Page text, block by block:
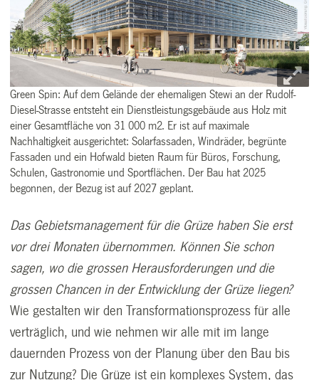
Green Spin: Auf dem Gelände der ehemaligen Stewi an der Rudolf-
Diesel-Strasse entsteht ein Dienstleistungsgebäude aus Holz mit
einer Gesamtfläche von 31 000 m2. Er ist auf maximale
Nachhaltigkeit ausgerichtet: Solarfassaden, Windräder, begrünte
Fassaden und ein Hofwald bieten Raum für Büros, Forschung,
Schulen, Gastronomie und Sportflächen. Der Bau hat 2025
begonnen, der Bezug ist auf 2027 geplant.
Das Gebietsmanagement für die Grüze haben Sie erst
vor drei Monaten übernommen. Können Sie schon
sagen, wo die grossen Herausforderungen und die
grossen Chancen in der Entwicklung der Grüze liegen?
Wie gestalten wir den Transformationsprozess für alle
verträglich, und wie nehmen wir alle mit im lange
dauernden Prozess von der Planung über den Bau bis
zur Nutzung? Die Grüze ist ein komplexes System, das